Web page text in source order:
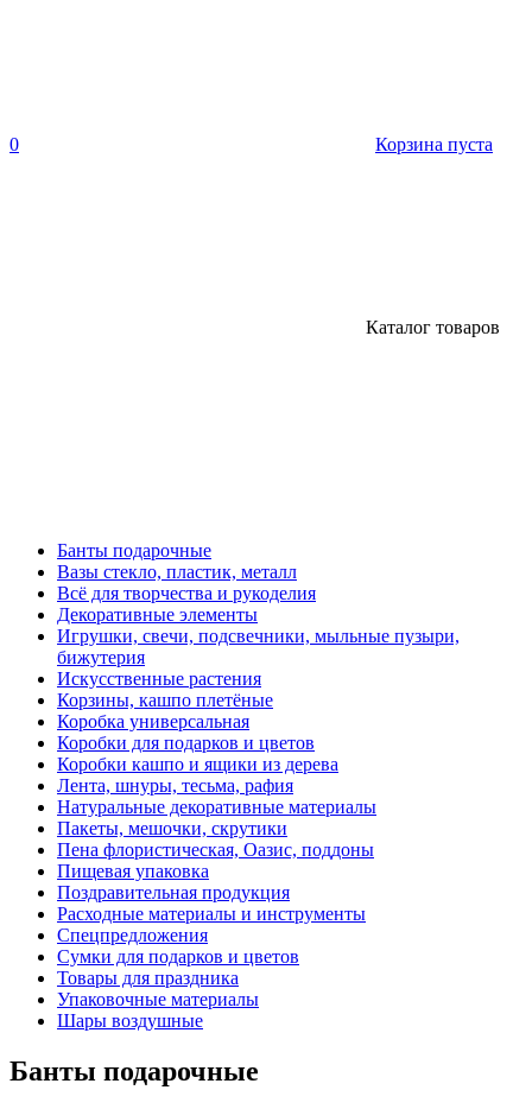
0 Корзина пуста
Каталог товаров
Банты подарочные
Вазы стекло, пластик, металл
Всё для творчества и рукоделия
Декоративные элементы
Игрушки, свечи, подсвечники, мыльные пузыри,
бижутерия
Искусственные растения
Корзины, кашпо плетёные
Коробка универсальная
Коробки для подарков и цветов
Коробки кашпо и ящики из дерева
Лента, шнуры, тесьма, рафия
Натуральные декоративные материалы
Пакеты, мешочки, скрутики
Пена флористическая, Оазис, поддоны
Пищевая упаковка
Поздравительная продукция
Расходные материалы и инструменты
Спецпредложения
Сумки для подарков и цветов
Товары для праздника
Упаковочные материалы
Шары воздушные
Банты подарочные